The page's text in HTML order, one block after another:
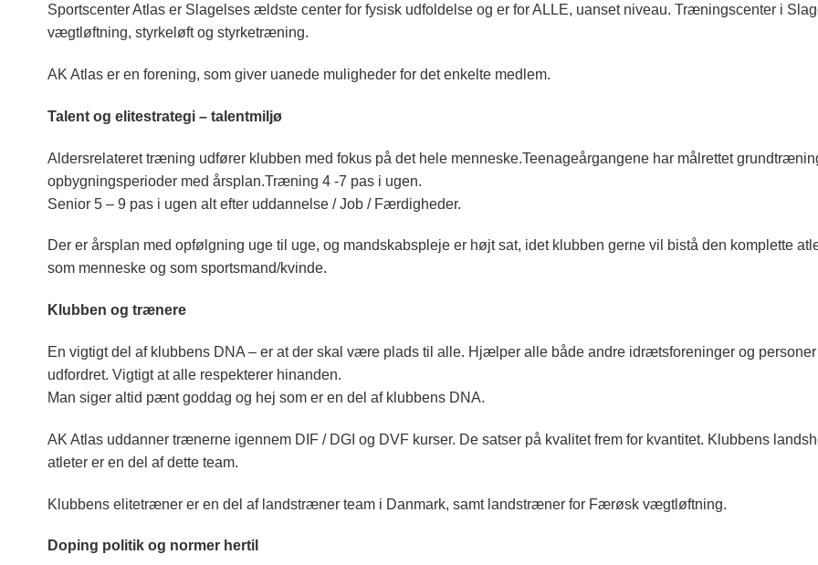
Sportscenter Atlas er Slagelses ældste center for fysisk udfoldelse og er for ALLE, uanset niveau. Træningscenter i
vægtløftning, styrkeløft og styrketræning.
AK Atlas er en forening, som giver uanede muligheder for det enkelte medlem.
Talent og elitestrategi – talentmiljø
Aldersrelateret træning udfører klubben med fokus på det hele menneske.Teenageårgangene har målrettet
opbygningsperioder med årsplan.Træning 4 -7 pas i ugen.
Senior 5 – 9 pas i ugen alt efter uddannelse / Job / Færdigheder.
Der er årsplan med opfølgning uge til uge, og mandskabspleje er højt sat, idet klubben gerne vil bistå den komplette
som menneske og som sportsmand/kvinde.
Klubben og trænere
En vigtigt del af klubbens DNA – er at der skal være plads til alle. Hjælper alle både andre idrætsforeninger og personer
udfordret. Vigtigt at alle respekterer hinanden.
Man siger altid pænt goddag og hej som er en del af klubbens DNA.
AK Atlas uddanner trænerne igennem DIF / DGI og DVF kurser. De satser på kvalitet frem for kvantitet. Klubbens
atleter er en del af dette team.
Klubbens elitetræner er en del af landstræner team i Danmark, samt landstræner for Færøsk vægtløftning.
Doping politik og normer hertil